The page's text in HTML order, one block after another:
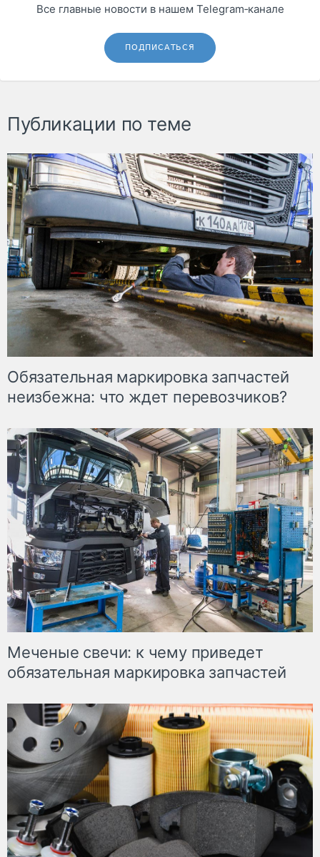
Все главные новости в нашем Telegram‑канале
ПОДПИСАТЬСЯ
Публикации по теме
Обязательная маркировка запчастей
неизбежна: что ждет перевозчиков?
Меченые свечи: к чему приведет
обязательная маркировка запчастей